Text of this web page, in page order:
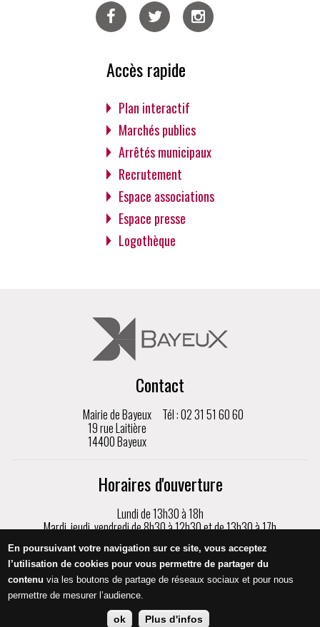
Accès rapide
Plan interactif
Marchés publics
Arrêtés municipaux
Recrutement
Espace associations
Espace presse
Logothèque
Contact
Mairie de Bayeux
19 rue Laitière
14400 Bayeux
Tél : 02 31 51 60 60
Horaires d'ouverture
Lundi de 13h30 à 18h
Mardi, jeudi, vendredi de 8h30 à 12h30 et de 13h30 à 17h
Mercredi de 8h30 à 17h
Samedi de 9h à 12h, sur rendez-vous uniquement
En poursuivant votre navigation sur ce site, vous acceptez
l’utilisation de cookies pour vous permettre de partager du
contenuvia les boutons de partage de réseaux sociaux et pour nous
permettre de mesurer l’audience.
ok Plus d'infos